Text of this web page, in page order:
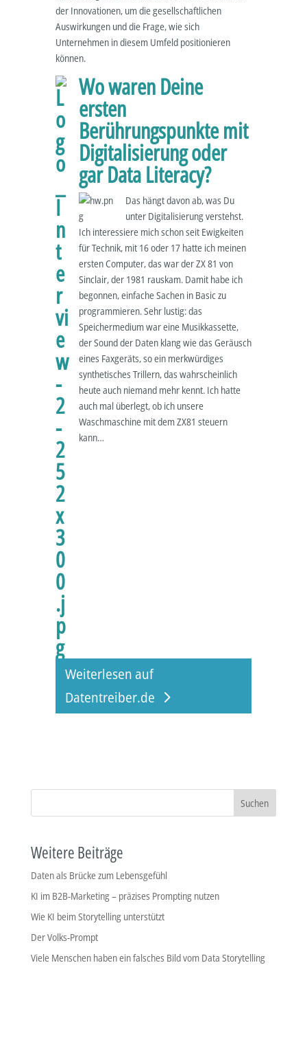
der Innovationen, um die gesellschaftlichen
Auswirkungen und die Frage, wie sich
Unternehmen in diesem Umfeld positionieren
können.
Wo waren Deine
ersten
Berührungspunkte mit
Digitalisierung oder
gar Data Literacy?
Das hängt davon ab, was Du
unter Digitalisierung verstehst.
Ich interessiere mich schon seit Ewigkeiten
für Technik, mit 16 oder 17 hatte ich meinen
ersten Computer, das war der ZX 81 von
Sinclair, der 1981 rauskam. Damit habe ich
begonnen, einfache Sachen in Basic zu
programmieren. Sehr lustig: das
Speichermedium war eine Musikkassette,
der Sound der Daten klang wie das Geräusch
eines Faxgeräts, so ein merkwürdiges
synthetisches Trillern, das wahrscheinlich
heute auch niemand mehr kennt. Ich hatte
auch mal überlegt, ob ich unsere
Waschmaschine mit dem ZX81 steuern
kann…
Weiterlesen auf
Datentreiber.de
Suchen
Weitere Beiträge
Daten als Brücke zum Lebensgefühl
KI im B2B-Marketing – präzises Prompting nutzen
Wie KI beim Storytelling unterstützt
Der Volks-Prompt
Viele Menschen haben ein falsches Bild vom Data Storytelling